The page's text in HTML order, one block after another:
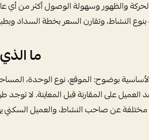
والظهور وسهولة الوصول أكثر من أي
النشاط، وتقارن السعر بخطة السداد
ما
بوضوح: الموقع، نوع الوحدة،
على المقارنة قبل المعاينة. لا
مختلفة عن صاحب النشاط، والعميل